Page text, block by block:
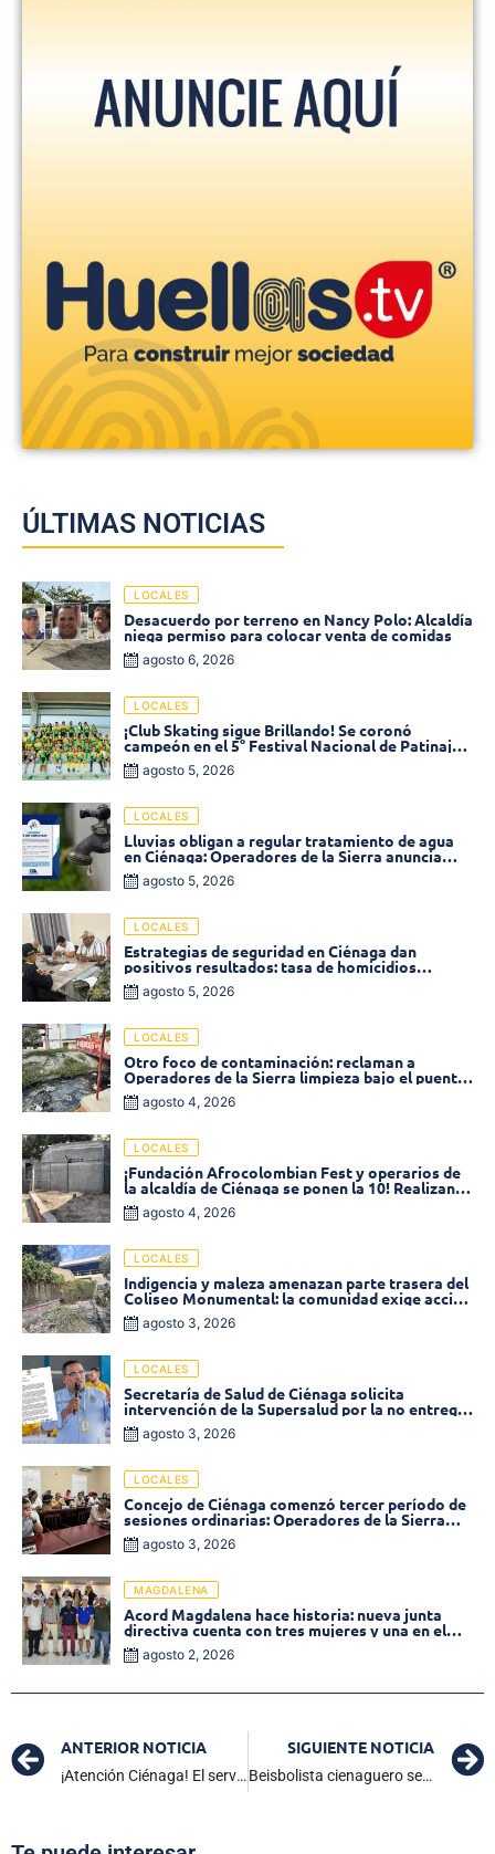
ÚLTIMAS NOTICIAS
LOCALES
Desacuerdo por terreno en Nancy Polo: Alcaldía
niega permiso para colocar venta de comidas
agosto 6, 2026
LOCALES
¡Club Skating sigue Brillando! Se coronó
campeón en el 5° Festival Nacional de Patinaje
«Soledad sobre Ruedas»
agosto 5, 2026
LOCALES
Lluvias obligan a regular tratamiento de agua
en Ciénaga: Operadores de la Sierra anuncia
baja presión en varios sectores
agosto 5, 2026
LOCALES
Estrategias de seguridad en Ciénaga dan
positivos resultados: tasa de homicidios
disminuyó un 58% en 2026
agosto 5, 2026
LOCALES
Otro foco de contaminación: reclaman a
Operadores de la Sierra limpieza bajo el puente
de la calle 19 con carrera 11
agosto 4, 2026
LOCALES
¡Fundación Afrocolombian Fest y operarios de
la alcaldía de Ciénaga se ponen la 10! Realizan
limpieza de la parte posterior del Coliseo
Monumental
agosto 4, 2026
LOCALES
Indigencia y maleza amenazan parte trasera del
Coliseo Monumental: la comunidad exige acción
inmediata!
agosto 3, 2026
LOCALES
Secretaría de Salud de Ciénaga solicita
intervención de la Supersalud por la no entrega
de medicamentos en las EPS
agosto 3, 2026
LOCALES
Concejo de Ciénaga comenzó tercer período de
sesiones ordinarias: Operadores de la Sierra
tema central de la plenaria
agosto 3, 2026
MAGDALENA
Acord Magdalena hace historia: nueva junta
directiva cuenta con tres mujeres y una en el
Órgano de Control
agosto 2, 2026
ANTERIOR NOTICIA
¡Atención Ciénaga! El servicio de agua será suspendido en el sector norte este 25 de febrero
SIGUIENTE NOTICIA
Beisbolista cienaguero se prepara para un showcase en República Dominicana con la MLB